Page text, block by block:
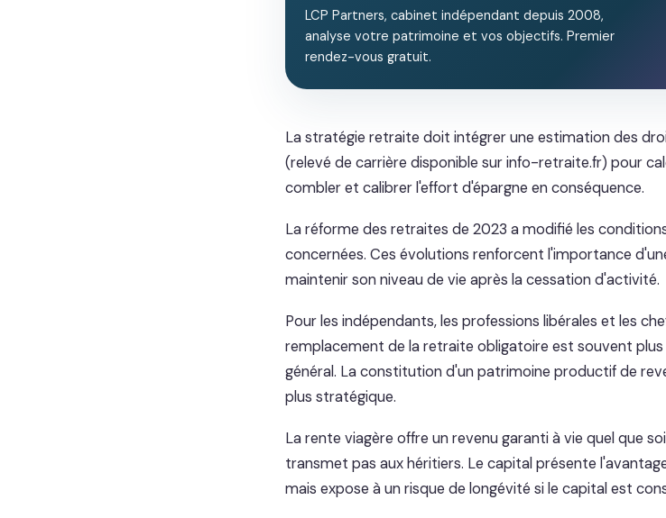
LCP Partners, cabinet indépendant depuis 2008,
analyse votre patrimoine et vos objectifs. Premier
rendez-vous gratuit.
La stratégie retraite doit intégrer une estimation des
(relevé de carrière disponible sur info-retraite.fr) pour
combler et calibrer l'effort d'épargne en conséquence.
La réforme des retraites de 2023 a modifié les
concernées. Ces évolutions renforcent l'importance
maintenir son niveau de vie après la cessation d'activité.
Pour les indépendants, les professions libérales et les
remplacement de la retraite obligatoire est souvent plus
général. La constitution d'un patrimoine productif de
plus stratégique.
La rente viagère offre un revenu garanti à vie quel que
transmet pas aux héritiers. Le capital présente
mais expose à un risque de longévité si le capital est